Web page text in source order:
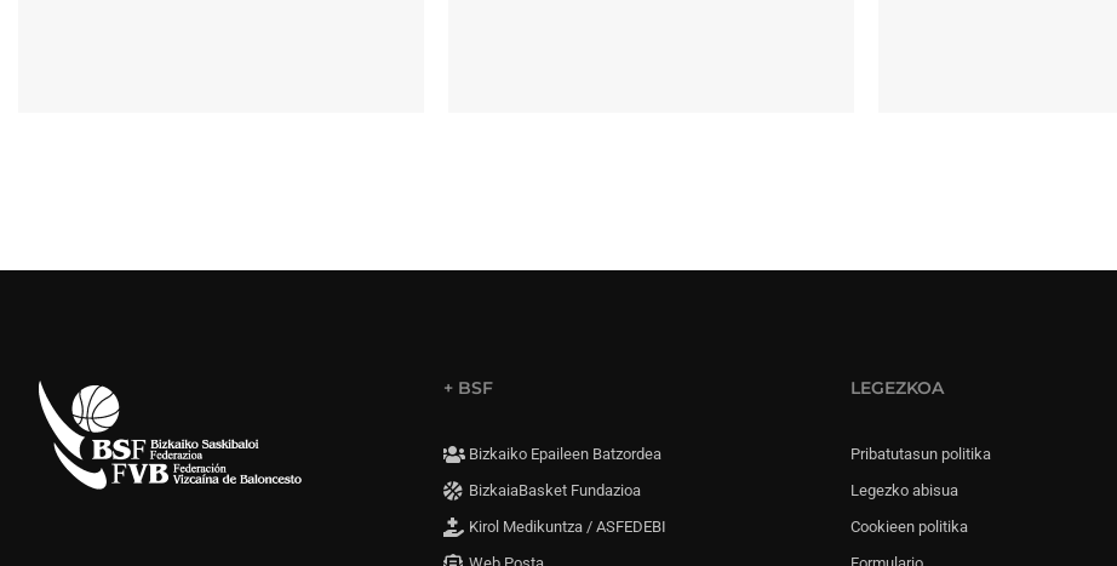
+ BSF
Bizkaiko Epaileen Batzordea
BizkaiaBasket Fundazioa
Kirol Medikuntza / ASFEDEBI
LEGEZKOA
Pribatutasun politika
Legezko abisua
Cookieen politika